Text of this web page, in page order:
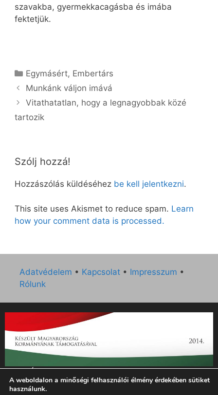
szavakba, gyermekkacagásba és imába
fektetjük.
Kategória
Egymásért, Embertárs
Munkánk váljon imává
Vitathatatlan, hogy a legnagyobbak közé
tartozik
Szólj hozzá!
Hozzászólás küldéséhez be kell jelentkezni.
This site uses Akismet to reduce spam. Learn
how your comment data is processed.
Adatvédelem • Kapcsolat • Impresszum •
Rólunk
„Az Új Ember katolikus hetilap 2014. évi működésének
támogatását az EGYH-KCP-14-P-0121 sz. támogatási
szerződés keretében 3 000 000 Ft összegben támogatta az
A weboldalon a minőségi felhasználói élmény érdekében sütiket
használunk.